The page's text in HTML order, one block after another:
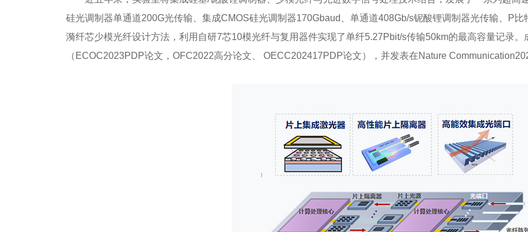
硅光调制器单通道200G光传输、集成CMOS硅光调制器170Gbaud、单通道408Gb/s铌酸锂调制器光传输、P
漪纤芯少模光纤设计方法，利用自研7芯10模光纤与复用器件实现了单纤5.27Pbit/s传输50km的最高容量记录
（ECOC2023PDP论文，OFC2022高分论文、 OECC202417PDP论文），并发表在Nature